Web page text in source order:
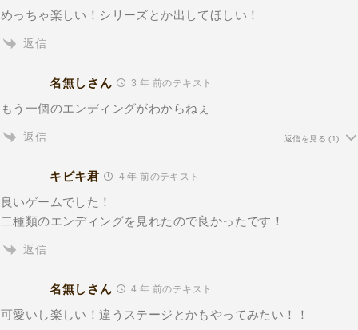
めっちゃ楽しい！シリーズとか出してほしい！
返信
名無しさん 3 年 前のテキスト
もう一個のエンディングがわからねぇ
返信 返信を見る (1)
キビキ君 4 年 前のテキスト
良いゲームでした！
二種類のエンディングを見れたので良かったです！
返信
名無しさん 4 年 前のテキスト
可愛いし楽しい！違うステージとかもやってみたい！！